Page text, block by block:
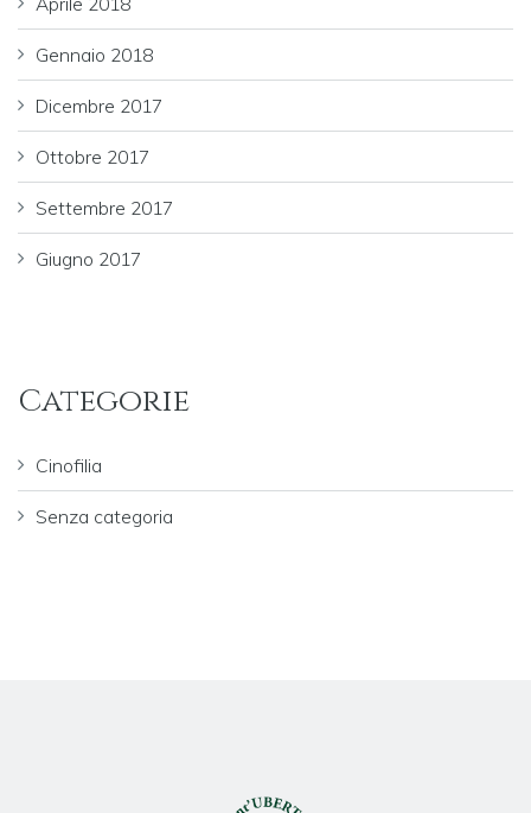
Gennaio 2018
Dicembre 2017
Ottobre 2017
Settembre 2017
Giugno 2017
Categorie
Cinofilia
Senza categoria